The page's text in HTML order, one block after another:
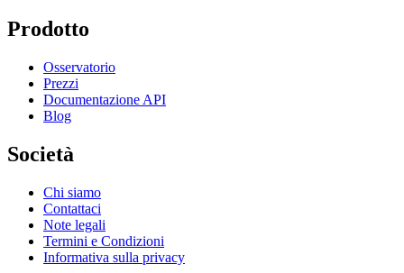
Prodotto
Osservatorio
Prezzi
Documentazione API
Blog
Società
Chi siamo
Contattaci
Note legali
Termini e Condizioni
Informativa sulla privacy